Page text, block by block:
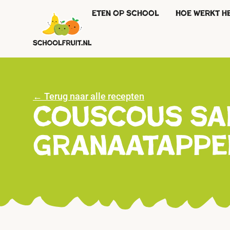
Eten op school Hoe werkt
← Terug naar alle recepten
Couscous